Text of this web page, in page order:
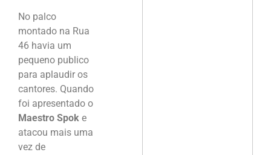
No palco
montado na Rua
46 havia um
pequeno publico
para aplaudir os
cantores. Quando
foi apresentado o
Maestro Spok e
atacou mais uma
vez de